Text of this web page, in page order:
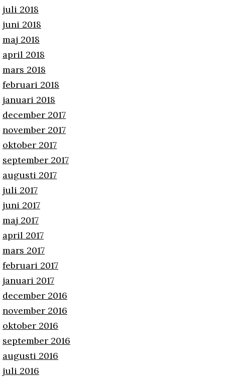
juli 2018
juni 2018
maj 2018
april 2018
mars 2018
februari 2018
januari 2018
december 2017
november 2017
oktober 2017
september 2017
augusti 2017
juli 2017
juni 2017
maj 2017
april 2017
mars 2017
februari 2017
januari 2017
december 2016
november 2016
oktober 2016
september 2016
augusti 2016
juli 2016